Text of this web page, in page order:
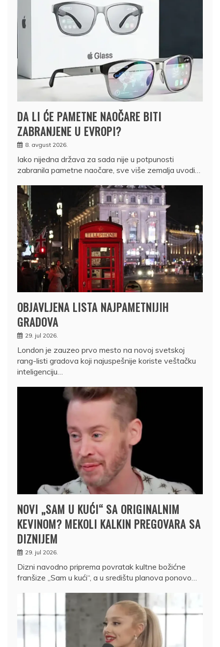
DA LI ĆE PAMETNE NAOČARE BITI
ZABRANJENE U EVROPI?
8. avgust 2026.
Iako nijedna država za sada nije u potpunosti
zabranila pametne naočare, sve više zemalja uvodi…
OBJAVLJENA LISTA NAJPAMETNIJIH
GRADOVA
29. jul 2026.
London je zauzeo prvo mesto na novoj svetskoj
rang-listi gradova koji najuspešnije koriste veštačku
inteligenciju…
NOVI „SAM U KUĆI“ SA ORIGINALNIM
KEVINOM? MEKOLI KALKIN PREGOVARA SA
DIZNIJEM
29. jul 2026.
Dizni navodno priprema povratak kultne božićne
franšize „Sam u kući“, a u središtu planova ponovo…